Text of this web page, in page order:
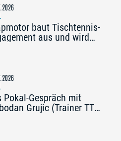
Chance auf etwas
baut Tischtennis-
aus und wird
Pokal-Gespräch mit
Grujic (Trainer TTC